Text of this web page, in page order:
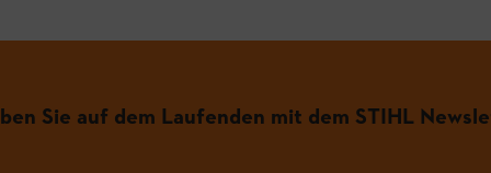
Sie auf dem Laufenden mit dem STIHL